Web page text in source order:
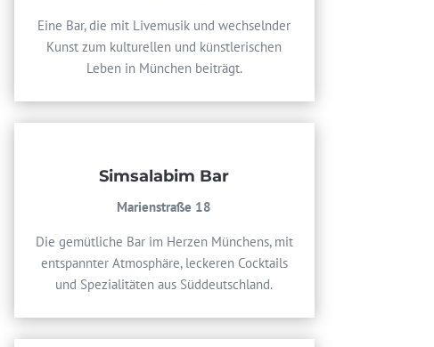
Eine Bar, die mit Livemusik und wechselnder
Kunst zum kulturellen und künstlerischen
Leben in München beiträgt.
Simsalabim Bar
Marienstraße 18
Die gemütliche Bar im Herzen Münchens, mit
entspannter Atmosphäre, leckeren Cocktails
und Spezialitäten aus Süddeutschland.